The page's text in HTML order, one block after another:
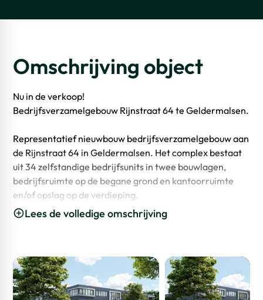
Omschrijving object
Nu in de verkoop!
Bedrijfsverzamelgebouw Rijnstraat 64 te Geldermalsen.
Representatief nieuwbouw bedrijfsverzamelgebouw aan
de Rijnstraat 64 in Geldermalsen. Het complex bestaat
uit 34 zelfstandige bedrijfsunits in twee bouwlagen,
bedrijfsruimte op de begane grond en kantoorruimte
en/of opslag op de verdieping.
Het verzamelgebouw wordt voorzien van fraaie gevels
herkenbare kaders. Het complex wordt gebouwd naar
de eisen van deze tijd op het gebied van duurzaamheid,
met onder meer geïsoleerde vloeren, gevels, beglazing
Lees de volledige omschrijving